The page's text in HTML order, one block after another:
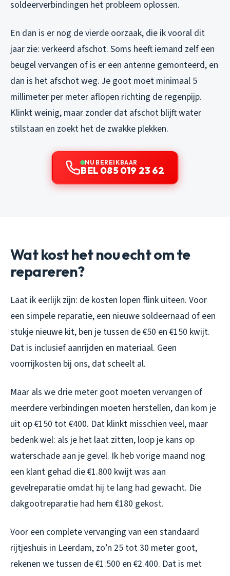
soldeerverbindingen het probleem oplossen.
En dan is er nog de vierde oorzaak, die ik vooral dit
jaar zie: verkeerd afschot. Soms heeft iemand zelf een
beugel vervangen of is er een antenne gemonteerd, en
dan is het afschot weg. Je goot moet minimaal 5
millimeter per meter aflopen richting de regenpijp.
Klinkt weinig, maar zonder dat afschot blijft water
stilstaan en zoekt het de zwakke plekken.
NU BEREIKBAAR
BEL 085 019 23 62
Wat kost het nou echt om te
repareren?
Laat ik eerlijk zijn: de kosten lopen flink uiteen. Voor
een simpele reparatie, een nieuwe soldeernaad of een
stukje nieuwe kit, ben je tussen de €50 en €150 kwijt.
Dat is inclusief aanrijden en materiaal. Geen
voorrijkosten bij ons, dat scheelt al.
Maar als we drie meter goot moeten vervangen of
meerdere verbindingen moeten herstellen, dan kom je
uit op €150 tot €400. Dat klinkt misschien veel, maar
bedenk wel: als je het laat zitten, loop je kans op
waterschade aan je gevel. Ik heb vorige maand nog
een klant gehad die €1.800 kwijt was aan
gevelreparatie omdat hij te lang had gewacht. Die
dakgootreparatie had hem €180 gekost.
Voor een complete vervanging van een standaard
rijtjeshuis in Leerdam, zo’n 25 tot 30 meter goot,
rekenen we tussen de €1.500 en €2.400. Dat is met